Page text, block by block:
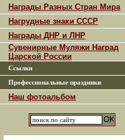
Награды Разных Стран Мира
Нагрудные знаки СССР
Награды ДНР и ЛНР
Сувенирные Муляжи Наград
Царской России
Ссылки
Профессиональные праздники
Наш фотоальбом